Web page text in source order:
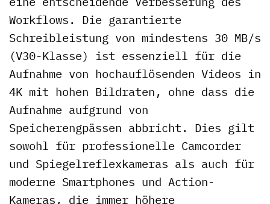
Workflows. Die garantierte
Schreibleistung von mindestens 30 MB/s
(V30-Klasse) ist essenziell für die
Aufnahme von hochauflösenden Videos in
4K mit hohen Bildraten, ohne dass die
Aufnahme aufgrund von
Speicherengpässen abbricht. Dies gilt
sowohl für professionelle Camcorder
und Spiegelreflexkameras als auch für
moderne Smartphones und Action-
Kameras, die immer höhere